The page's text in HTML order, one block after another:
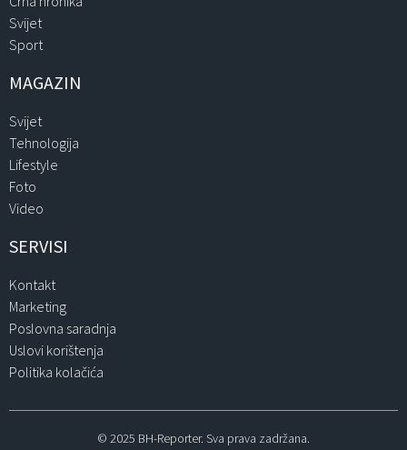
Svijet
Sport
MAGAZIN
Svijet
Tehnologija
Lifestyle
Foto
Video
SERVISI
Kontakt
Marketing
Poslovna saradnja
Uslovi korištenja
Politika kolačića
© 2025 BH-Reporter. Sva prava zadržana.